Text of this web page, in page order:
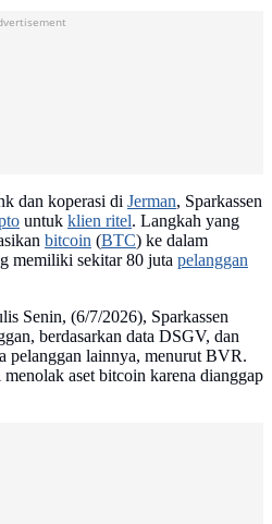
dan koperasi di Jerman, Sparkassen
untuk klien ritel. Langkah yang
bitcoin (BTC) ke dalam
memiliki sekitar 80 juta pelanggan
Senin, (6/7/2026), Sparkassen
berdasarkan data DSGV, dan
pelanggan lainnya, menurut BVR.
aset bitcoin karena dianggap